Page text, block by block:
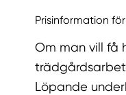
Prisinformation
Om man vill få
Löpande